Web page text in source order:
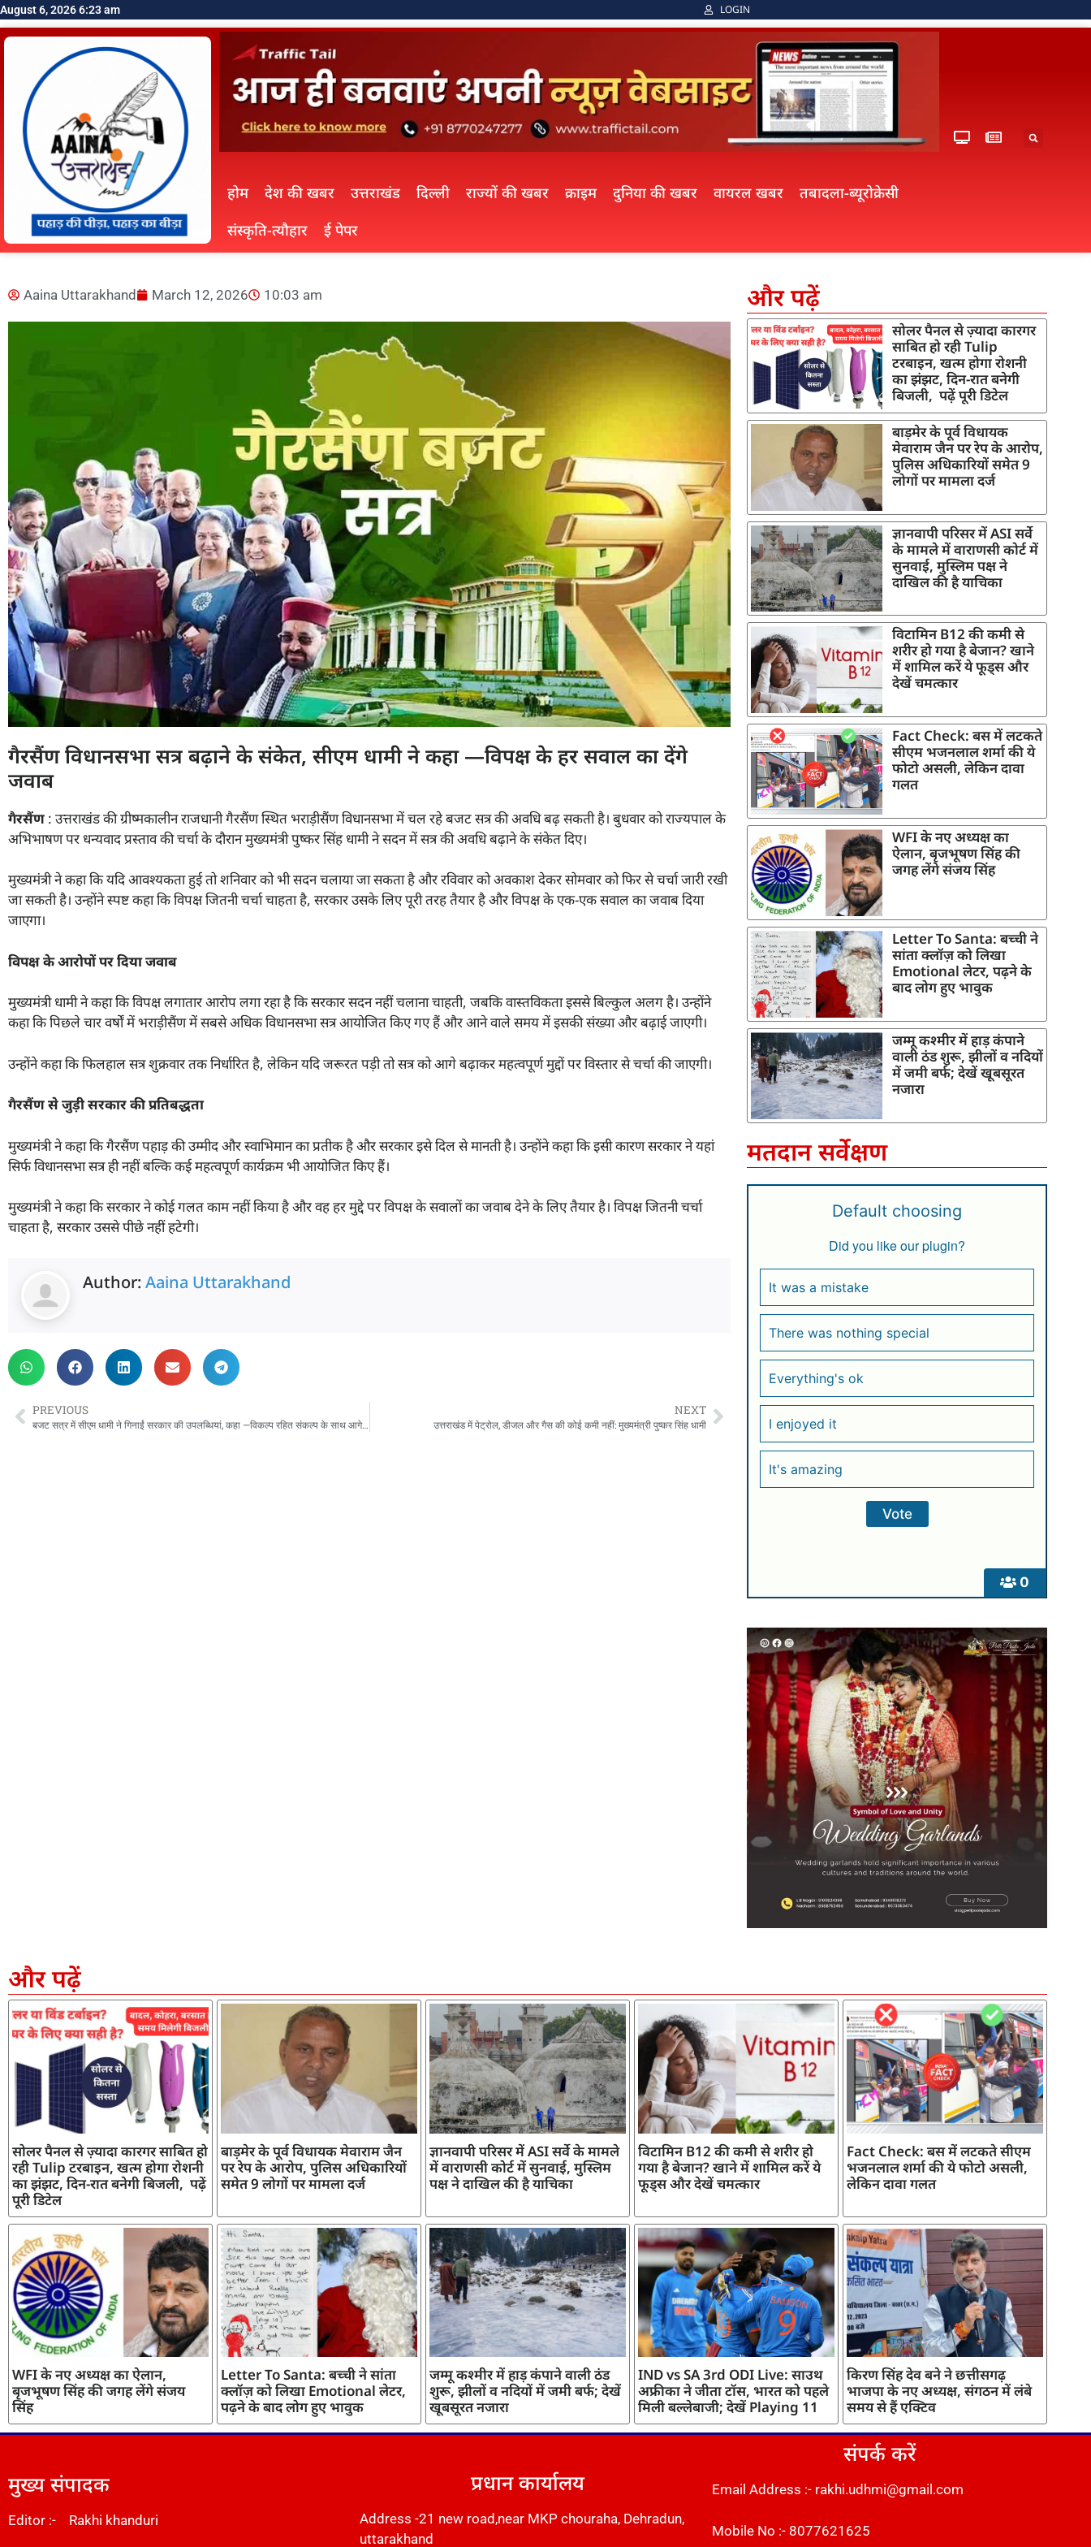
August 6, 2026 6:23 am LOGIN
होम देश की खबर उत्तराखंड दिल्ली राज्यों की खबर क्राइम दुनिया की खबर वायरल खबर
तबादला-ब्यूरोक्रेसी
संस्कृति-त्यौहार
ई पेपर
Aaina Uttarakhand March 12, 2026 10:03 am
गैरसैंण विधानसभा सत्र बढ़ाने के संकेत, सीएम धामी ने कहा —विपक्ष के हर सवाल का देंगे
जवाब
गैरसैंण : उत्तराखंड की ग्रीष्मकालीन राजधानी गैरसैंण स्थित भराड़ीसैंण विधानसभा में चल रहे बजट सत्र की अवधि बढ़ सकती है। बुधवार को राज्यपाल के
अभिभाषण पर धन्यवाद प्रस्ताव की चर्चा के दौरान मुख्यमंत्री पुष्कर सिंह धामी ने सदन में सत्र की अवधि बढ़ाने के संकेत दिए।
मुख्यमंत्री ने कहा कि यदि आवश्यकता हुई तो शनिवार को भी सदन चलाया जा सकता है और रविवार को अवकाश देकर सोमवार को फिर से चर्चा जारी रखी
जा सकती है। उन्होंने स्पष्ट कहा कि विपक्ष जितनी चर्चा चाहता है, सरकार उसके लिए पूरी तरह तैयार है और विपक्ष के एक-एक सवाल का जवाब दिया
जाएगा।
विपक्ष के आरोपों पर दिया जवाब
मुख्यमंत्री धामी ने कहा कि विपक्ष लगातार आरोप लगा रहा है कि सरकार सदन नहीं चलाना चाहती, जबकि वास्तविकता इससे बिल्कुल अलग है। उन्होंने
कहा कि पिछले चार वर्षों में भराड़ीसैंण में सबसे अधिक विधानसभा सत्र आयोजित किए गए हैं और आने वाले समय में इसकी संख्या और बढ़ाई जाएगी।
उन्होंने कहा कि फिलहाल सत्र शुक्रवार तक निर्धारित है, लेकिन यदि जरूरत पड़ी तो सत्र को आगे बढ़ाकर महत्वपूर्ण मुद्दों पर विस्तार से चर्चा की जाएगी।
गैरसैंण से जुड़ी सरकार की प्रतिबद्धता
मुख्यमंत्री ने कहा कि गैरसैंण पहाड़ की उम्मीद और स्वाभिमान का प्रतीक है और सरकार इसे दिल से मानती है। उन्होंने कहा कि इसी कारण सरकार ने यहां
सिर्फ विधानसभा सत्र ही नहीं बल्कि कई महत्वपूर्ण कार्यक्रम भी आयोजित किए हैं।
मुख्यमंत्री ने कहा कि सरकार ने कोई गलत काम नहीं किया है और वह हर मुद्दे पर विपक्ष के सवालों का जवाब देने के लिए तैयार है। विपक्ष जितनी चर्चा
चाहता है, सरकार उससे पीछे नहीं हटेगी।
Author: Aaina Uttarakhand
PREVIOUS
बजट सत्र में सीएम धामी ने गिनाईं सरकार की उपलब्धियां, कहा —विकल्प रहित संकल्प के साथ आगे बढ़ रहा उत्तराखंड
NEXT
उत्तराखंड में पेट्रोल, डीजल और गैस की कोई कमी नहीं: मुख्यमंत्री पुष्कर सिंह धामी
और पढ़ें
सोलर पैनल से ज़्यादा कारगर
साबित हो रही Tulip
टरबाइन, खत्म होगा रोशनी
का झंझट, दिन-रात बनेगी
बिजली, पढ़ें पूरी डिटेल
बाड़मेर के पूर्व विधायक
मेवाराम जैन पर रेप के आरोप,
पुलिस अधिकारियों समेत 9
लोगों पर मामला दर्ज
ज्ञानवापी परिसर में ASI सर्वे
के मामले में वाराणसी कोर्ट में
सुनवाई, मुस्लिम पक्ष ने
दाखिल की है याचिका
विटामिन B12 की कमी से
शरीर हो गया है बेजान? खाने
में शामिल करें ये फूड्स और
देखें चमत्कार
Fact Check: बस में लटकते
सीएम भजनलाल शर्मा की ये
फोटो असली, लेकिन दावा
गलत
WFI के नए अध्यक्ष का
ऐलान, बृजभूषण सिंह की
जगह लेंगे संजय सिंह
Letter To Santa: बच्ची ने
सांता क्लॉज़ को लिखा
Emotional लेटर, पढ़ने के
बाद लोग हुए भावुक
जम्मू कश्मीर में हाड़ कंपाने
वाली ठंड शुरू, झीलों व नदियों
में जमी बर्फ; देखें खूबसूरत
नजारा
मतदान सर्वेक्षण
0
Default choosing
Did you like our plugin?
It was a mistake
There was nothing special
Everything's ok
I enjoyed it
It's amazing
और पढ़ें
सोलर पैनल से ज़्यादा कारगर साबित हो
रही Tulip टरबाइन, खत्म होगा रोशनी
का झंझट, दिन-रात बनेगी बिजली, पढ़ें
पूरी डिटेल
बाड़मेर के पूर्व विधायक मेवाराम जैन
पर रेप के आरोप, पुलिस अधिकारियों
समेत 9 लोगों पर मामला दर्ज
ज्ञानवापी परिसर में ASI सर्वे के मामले
में वाराणसी कोर्ट में सुनवाई, मुस्लिम
पक्ष ने दाखिल की है याचिका
विटामिन B12 की कमी से शरीर हो
गया है बेजान? खाने में शामिल करें ये
फूड्स और देखें चमत्कार
Fact Check: बस में लटकते सीएम
भजनलाल शर्मा की ये फोटो असली,
लेकिन दावा गलत
WFI के नए अध्यक्ष का ऐलान,
बृजभूषण सिंह की जगह लेंगे संजय
सिंह
Letter To Santa: बच्ची ने सांता
क्लॉज़ को लिखा Emotional लेटर,
पढ़ने के बाद लोग हुए भावुक
जम्मू कश्मीर में हाड़ कंपाने वाली ठंड
शुरू, झीलों व नदियों में जमी बर्फ; देखें
खूबसूरत नजारा
IND vs SA 3rd ODI Live: साउथ
अफ्रीका ने जीता टॉस, भारत को पहले
मिली बल्लेबाजी; देखें Playing 11
किरण सिंह देव बने ने छत्तीसगढ़
भाजपा के नए अध्यक्ष, संगठन में लंबे
समय से हैं एक्टिव
मुख्य संपादक
Editor :- Rakhi khanduri
प्रधान कार्यालय
Address -21 new road,near MKP chouraha, Dehradun,
uttarakhand
संपर्क करें
Email Address :- rakhi.udhmi@gmail.com
Mobile No :- 8077621625